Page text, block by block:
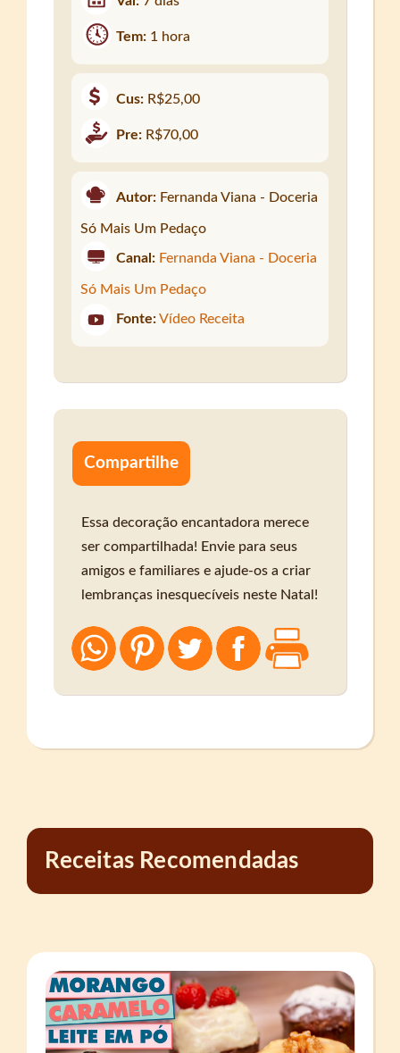
Tem: 1 hora
Cus: R$25,00
Pre: R$70,00
Autor: Fernanda Viana - Doceria
Só Mais Um Pedaço
Canal: Fernanda Viana - Doceria
Só Mais Um Pedaço
Fonte: Vídeo Receita
Compartilhe
Essa decoração encantadora merece
ser compartilhada! Envie para seus
amigos e familiares e ajude-os a criar
lembranças inesquecíveis neste Natal!
Receitas Recomendadas